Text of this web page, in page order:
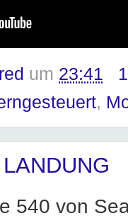
um 23:41
,
540 von